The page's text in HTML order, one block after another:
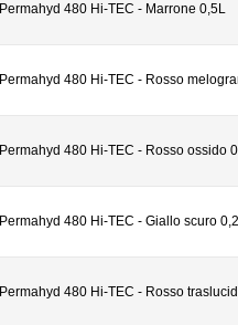
Permahyd 480 Hi-TEC - Marrone 0,5L
Permahyd 480 Hi-TEC - Rosso
Permahyd 480 Hi-TEC - Rosso ossido
Permahyd 480 Hi-TEC - Giallo scuro
Permahyd 480 Hi-TEC - Rosso